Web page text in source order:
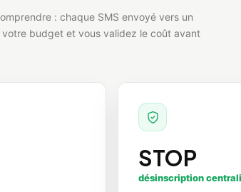
: chaque SMS envoyé vers un
budget et vous validez le coût avant
STOP
désinscription